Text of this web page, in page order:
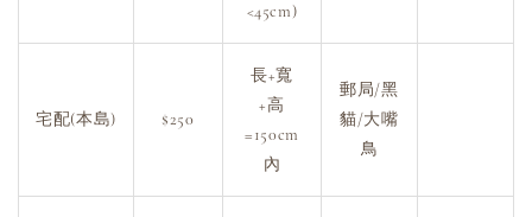
<45cm)
宅配(本島) $250
長+寬
+高
=150cm
內
郵局/黑
貓/大嘴
鳥